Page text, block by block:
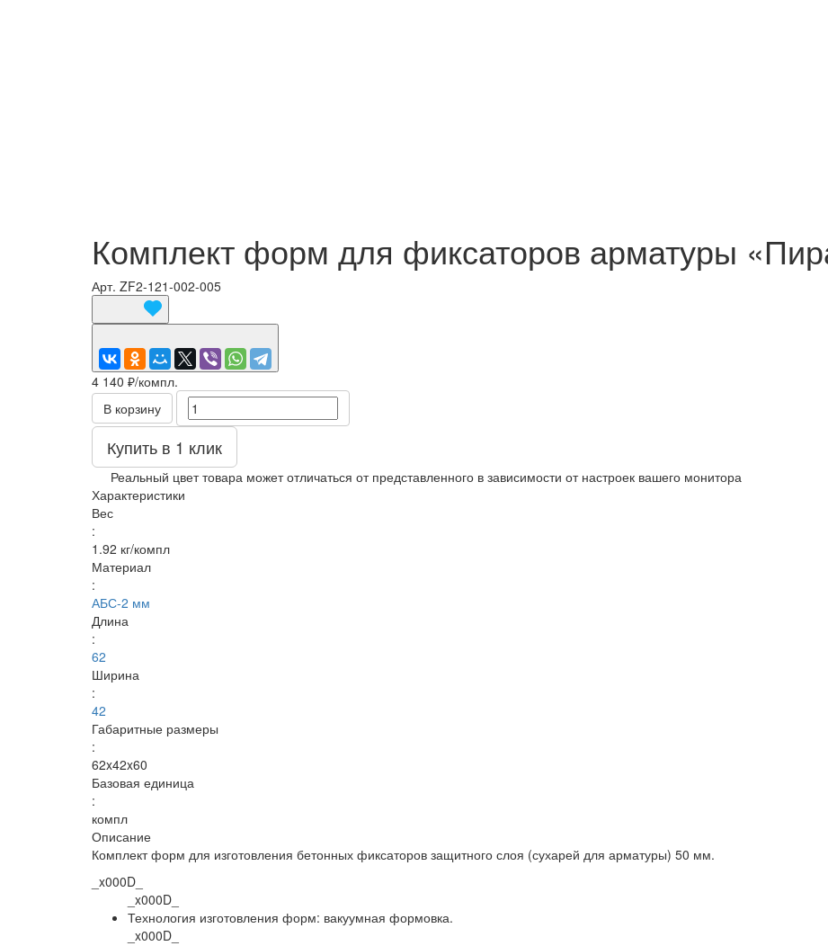
Комплект форм для фиксаторов арматуры
Арт. ZF2-121-002-005
4 140 ₽/компл.
В корзину
Купить в 1 клик
Реальный цвет товара может отличаться от представленного в зависимости от настроек вашего монитора
Характеристики
Вес
:
1.92 кг/компл
Материал
:
АБС-2 мм
Длина
:
62
Ширина
:
42
Габаритные размеры
:
62x42x60
Базовая единица
:
компл
Описание
Комплект форм для изготовления бетонных фиксаторов защитного слоя (сухарей для арматуры) 50 мм.
_x000D_
_x000D_
Технология изготовления форм: вакуумная формовка.
_x000D_